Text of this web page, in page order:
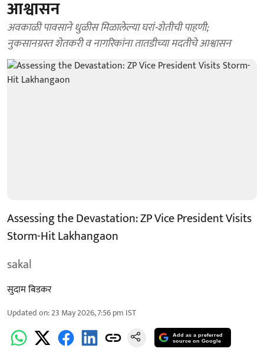
आश्वासन
अवकाळी पावसाने धुळीस मिळालेल्या घरां-शेतीची पाहणी;
नुकसानग्रस्त शेतकरी व नागरिकांना तातडीच्या मदतीचे आश्वासन
Assessing the Devastation: ZP Vice President Visits
Storm-Hit Lakhangaon
sakal
सुदाम बिडकर
Updated on:23 May 2026, 7:56 pm IST
Add as a preferred
source on Google